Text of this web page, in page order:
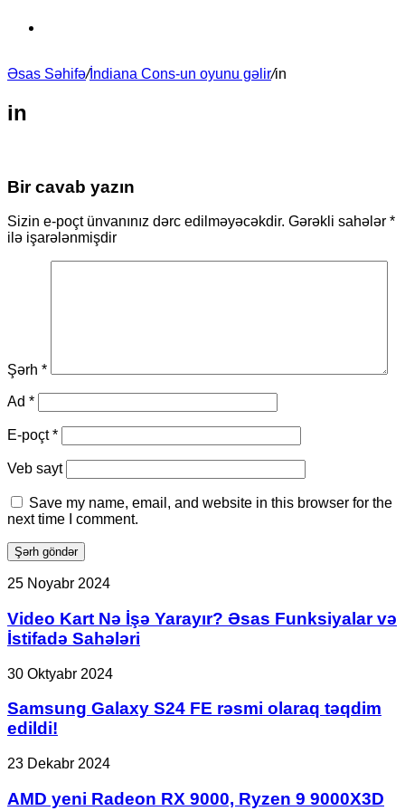
for
Əsas Səhifə/İndiana Cons-un oyunu gəlir/in
in
Bir cavab yazın
Sizin e-poçt ünvanınız dərc edilməyəcəkdir. Gərəkli sahələr *
ilə işarələnmişdir
Şərh *
Ad *
E-poçt*
Veb sayt
Save my name, email, and website in this browser for the
next time I comment.
Video
Nə
İşə
Yarayır?
Funksiyalar
İstifadə
Sahələri
25 Noyabr 2024
Video Kart Nə İşə Yarayır? Əsas Funksiyalar və
İstifadə Sahələri
Samsung
S24
FE
rəsmi
olaraq
təqdim
30 Oktyabr 2024
Samsung Galaxy S24 FE rəsmi olaraq təqdim
edildi!
AMD
Radeon
23 Dekabr 2024
AMD yeni Radeon RX 9000, Ryzen 9 9000X3D